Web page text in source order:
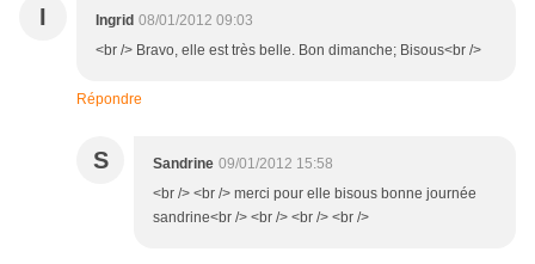
I Ingrid 08/01/2012 09:03
<br /> Bravo, elle est très belle. Bon dimanche; Bisous<br />
Répondre
S Sandrine 09/01/2012 15:58
<br /> <br /> merci pour elle bisous bonne journée
sandrine<br /> <br /> <br /> <br />